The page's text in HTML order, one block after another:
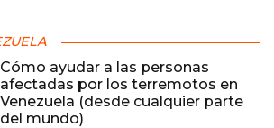
Cómo ayudar a las personas
afectadas por los terremotos en
Venezuela (desde cualquier parte
del mundo)